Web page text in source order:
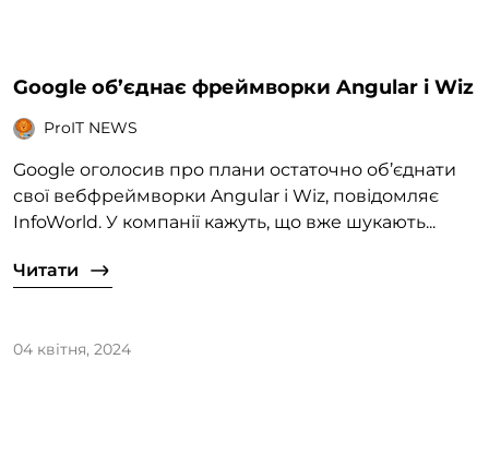
Google об’єднає фреймворки Angular і Wiz
ProIT NEWS
Google оголосив про плани остаточно об’єднати
свої вебфреймворки Angular і Wiz, повідомляє
InfoWorld. У компанії кажуть, що вже шукають...
Читати
04 квітня, 2024